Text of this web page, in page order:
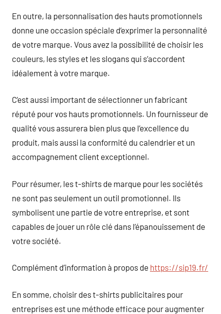
En outre, la personnalisation des hauts promotionnels
donne une occasion spéciale d’exprimer la personnalité
de votre marque. Vous avez la possibilité de choisir les
couleurs, les styles et les slogans qui s’accordent
idéalement à votre marque.
C’est aussi important de sélectionner un fabricant
réputé pour vos hauts promotionnels. Un fournisseur de
qualité vous assurera bien plus que l’excellence du
produit, mais aussi la conformité du calendrier et un
accompagnement client exceptionnel.
Pour résumer, les t-shirts de marque pour les sociétés
ne sont pas seulement un outil promotionnel. Ils
symbolisent une partie de votre entreprise, et sont
capables de jouer un rôle clé dans l’épanouissement de
votre société.
Complément d’information à propos de https://sip19.fr/
En somme, choisir des t-shirts publicitaires pour
entreprises est une méthode efficace pour augmenter